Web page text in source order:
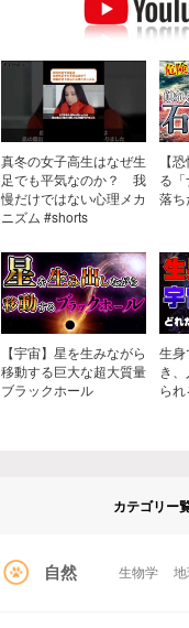
真冬の女子高生はなぜ生
足でも平気なのか？ 我
慢だけではない心理メカ
ニズム #shorts
【
る
落ち
【宇宙】星を生みながら
移動する巨大な超大質量
ブラックホール
生身
き
ら
カテゴリー
自然 生物学